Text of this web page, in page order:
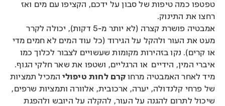
טפטפו כמה טיפות של סבון על ידכם, הקציפו עם מים ואז
רחצו את התינוק.
אמבטיה פושרת קצרה (לא יותר מ-5 דקות), יכולה לקרר
מעט את העור ולהקל על הגירוד (כל עוד המים לא חמים מדי
או קרים). נקו בזהירות מקומות שעשויים לצבור לכלוך כמו
איברי המין, הידיים או הרגליים, ושטפו את שאר חלקי הגוף.
מיד לאחר האמבטיה מרחו קרם לחות טיפולי המכיל תמציות
של פרחי קלנדולה, יערה, ארכובית, אלוורה ותמציות שרפים,
שיכול לתרום להגנה על העור, להקלה על היובש ולהפגת